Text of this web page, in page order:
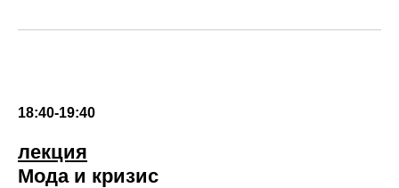
18:40-19:40
лекция
Мода и кризис